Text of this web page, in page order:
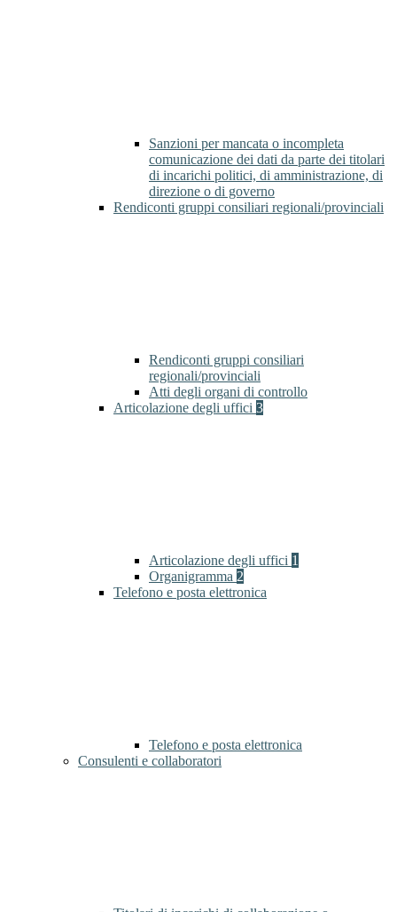
Sanzioni per mancata o incompleta
comunicazione dei dati da parte dei titolari
di incarichi politici, di amministrazione, di
direzione o di governo
Rendiconti gruppi consiliari regionali/provinciali
Rendiconti gruppi consiliari
regionali/provinciali
Atti degli organi di controllo
Articolazione degli uffici 3
Articolazione degli uffici 1
Organigramma 2
Telefono e posta elettronica
Telefono e posta elettronica
Consulenti e collaboratori